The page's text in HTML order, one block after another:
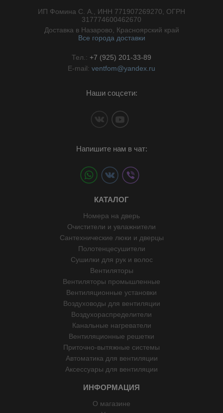
ИП Фомина С. А., ИНН 771907269270, ОГРН
317774600462670
Доставка в Назарово, Красноярский край
Все города доставки
Тел.: +7 (925) 201-33-89
E-mail: ventfom@yandex.ru
Наши соцсети:
Напишите нам в чат:
КАТАЛОГ
Номера на дверь
Очистители и увлажнители
Сантехнические люки и дверцы
Полотенцесушители
Сушилки для рук и волос
Вентиляторы
Вентиляторы промышленные
Вентиляционные установки
Воздуховоды для вентиляции
Воздухораспределители
Канальные нагреватели
Вентиляционные решетки
Приточно-вытяжные системы
Автоматика для вентиляции
Аксессуары для вентиляции
ИНФОРМАЦИЯ
О магазине